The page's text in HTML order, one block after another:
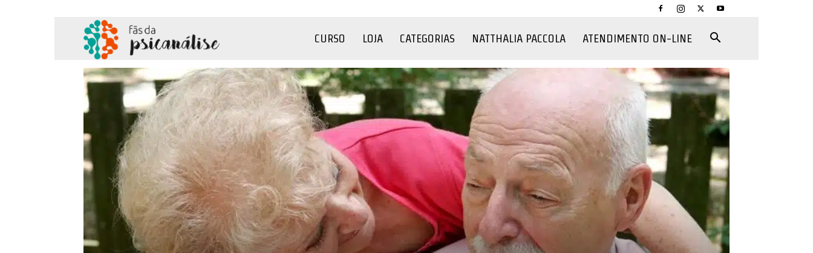
da
Psicanálise
CURSO LOJA CATEGORIAS NATTHALIA PACCOLA ATENDIMENTO ON-LINE